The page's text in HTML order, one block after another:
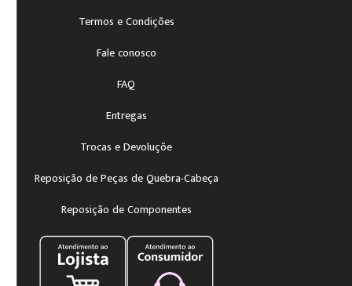
Termos e Condições
Fale conosco
FAQ
Entregas
Trocas e Devoluçõe
Reposição de Peças de Quebra-Cabeça
Reposição de Componentes